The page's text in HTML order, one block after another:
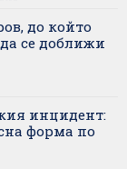
до който
се доближи
инцидент:
форма по